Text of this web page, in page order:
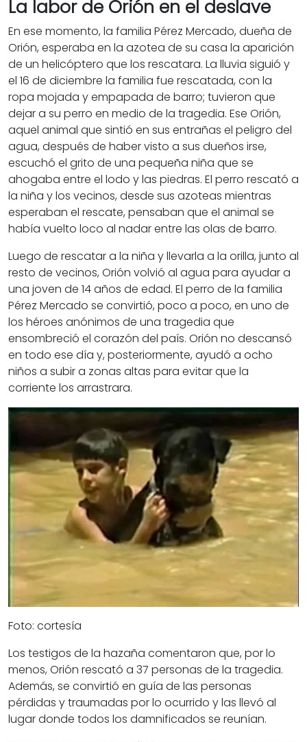
La labor de Orión en el deslave
En ese momento, la familia Pérez Mercado, dueña de
Orión, esperaba en la azotea de su casa la aparición
de un helicóptero que los rescatara. La lluvia siguió y
el 16 de diciembre la familia fue rescatada, con la
ropa mojada y empapada de barro; tuvieron que
dejar a su perro en medio de la tragedia. Ese Orión,
aquel animal que sintió en sus entrañas el peligro del
agua, después de haber visto a sus dueños irse,
escuchó el grito de una pequeña niña que se
ahogaba entre el lodo y las piedras. El perro rescató a
la niña y los vecinos, desde sus azoteas mientras
esperaban el rescate, pensaban que el animal se
había vuelto loco al nadar entre las olas de barro.
Luego de rescatar a la niña y llevarla a la orilla, junto al
resto de vecinos, Orión volvió al agua para ayudar a
una joven de 14 años de edad. El perro de la familia
Pérez Mercado se convirtió, poco a poco, en uno de
los héroes anónimos de una tragedia que
ensombreció el corazón del país. Orión no descansó
en todo ese día y, posteriormente, ayudó a ocho
niños a subir a zonas altas para evitar que la
corriente los arrastrara.
Foto: cortesía
Los testigos de la hazaña comentaron que, por lo
menos, Orión rescató a 37 personas de la tragedia.
Además, se convirtió en guía de las personas
pérdidas y traumadas por lo ocurrido y las llevó al
lugar donde todos los damnificados se reunían.